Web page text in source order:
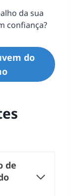
da sua
confiança?
do
de